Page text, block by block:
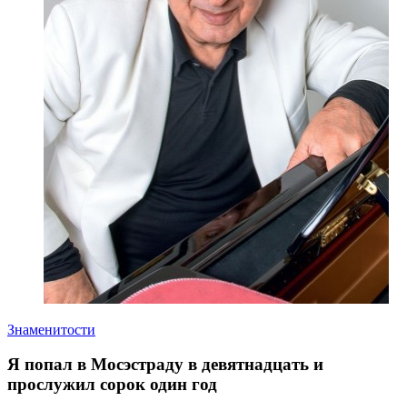
Знаменитости
Я попал в Мосэстраду в девятнадцать и
прослужил сорок один год